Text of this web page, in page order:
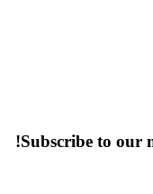
Subscribe to our